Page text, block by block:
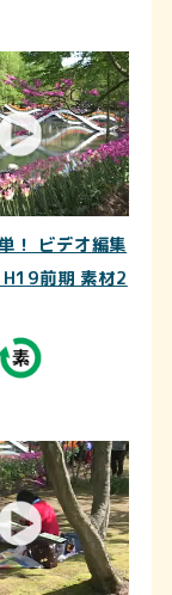
！ ビデオ編集
H19前期 素材2